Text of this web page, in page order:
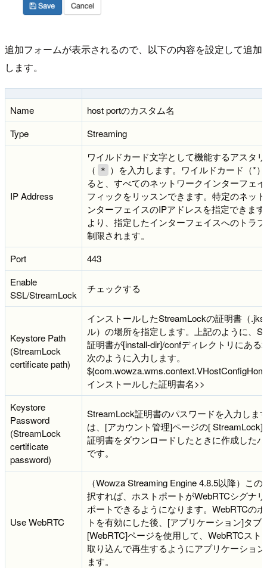
追加フォームが表示されるので、以下の内容を設定して追加
します。
Name
host portのカスタム名
Type
Streaming
IP Address
ワイルドカード文字として機能するアスタ
（
*
）を入力します。ワイルドカード（*
ると、すべてのネットワークインターフェ
フィックをリッスンできます。特定のネッ
ンターフェイスのIPアドレスを指定できま
より、指定したインターフェイスへのトラ
制限されます。
Port
443
Enable
SSL/StreamLock
チェックする
Keystore Path
(StreamLock
certificate path)
インストールしたStreamLockの証明書（
ル）の場所を指定します。上記のように、
証明書が[install-dir]/confディレクトリにある
次のように入力します。
インストールした証明書名>>
Keystore
Password
(StreamLock
certificate
password)
StreamLock証明書のパスワードを入力しま
は、[アカウント管理]ページの[ StreamLock]
証明書をダウンロードしたときに作成した
です。
Use WebRTC
（Wowza Streaming Engine 4.8.5以降）この
択すれば、ホストポートがWebRTCシグナ
ポートできるようになります。WebRTCの
トを有効にした後、[アプリケーション]タブ
[WebRTC]ページを使用して、WebRTCスト
取り込んで再生するようにアプリケーショ
ます。